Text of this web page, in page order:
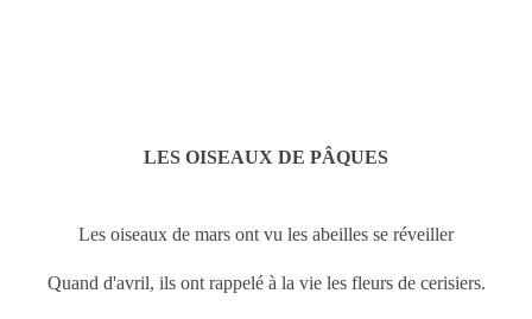
LES OISEAUX DE PÂQUES
Les oiseaux de mars ont vu les abeilles se réveiller
Quand d'avril, ils ont rappelé à la vie les fleurs de cerisiers.